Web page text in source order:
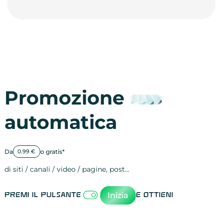
Promozione
automatica
Da 0.99 € o gratis*
di siti / canali / video / pagine, post…
Premi il pulsante Inizia e ottieni